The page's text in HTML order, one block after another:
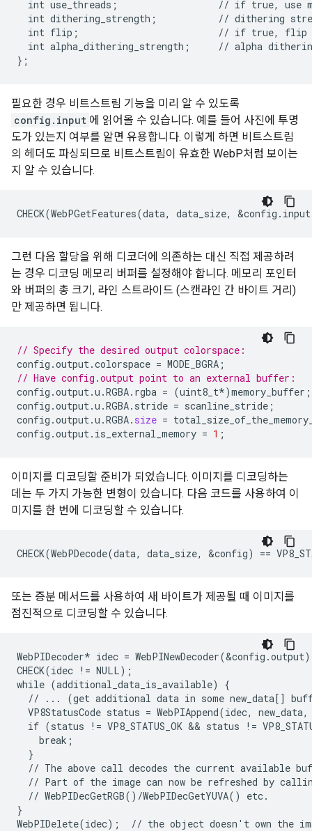
int use_threads;                  // if true, use
int dithering_strength;           // dithering
int flip;                         // if true, flip
int alpha_dithering_strength;     // alpha
필요한 경우 비트스트림 기능을 미리 알 수 있도록
config.input 에 읽어올 수 있습니다. 예를 들어 사진에 투명
도가 있는지 여부를 알면 유용합니다. 이렇게 하면 비트스트림
의 헤더도 파싱되므로 비트스트림이 유효한 WebP처럼 보이는
지 알 수 있습니다.
그런 다음 할당을 위해 디코더에 의존하는 대신 직접 제공하려
는 경우 디코딩 메모리 버퍼를 설정해야 합니다. 메모리 포인터
와 버퍼의 총 크기, 라인 스트라이드 (스캔라인 간 바이트 거리)
만 제공하면 됩니다.
// Specify the desired output colorspace:
config .output.colorspace = MODE_BGRA ;
// Have config.output point to an external buffer:
config .output.u .RGBA. rgba = (uint8_t*)memory_buffer ;
config .output.u .RGBA. stride = scanline_stride ;
config .output.u .RGBA. size =
config .output. is_external_memory = 1 ;
이미지를 디코딩할 준비가 되었습니다. 이미지를 디코딩하는
데는 두 가지 가능한 변형이 있습니다. 다음 코드를 사용하여 이
미지를 한 번에 디코딩할 수 있습니다.
또는 증분 메서드를 사용하여 새 바이트가 제공될 때 이미지를
점진적으로 디코딩할 수 있습니다.
WebPIDecoder* idec =
CHECK(idec != NULL);
while (additional_data_is_available) {
// ... (get additional data in some new_data[]
VP8StatusCode status = WebPIAppend(idec,
if (status != VP8_STATUS_OK && status !=
    break;
  }
// The above call decodes the current available
// Part of the image can now be refreshed by
  // WebPIDecGetRGB()/WebPIDecGetYUVA() etc.
}
WebPIDelete(idec);  // the object doesn't own the